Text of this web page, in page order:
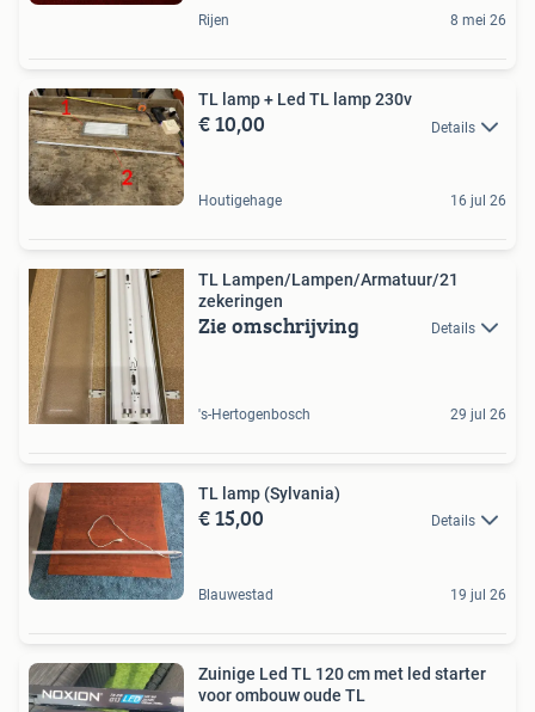
Rijen 8 mei 26
TL lamp + Led TL lamp 230v
€ 10,00 Details
Houtigehage 16 jul 26
TL Lampen/Lampen/Armatuur/21
zekeringen
Zie omschrijving Details
's-Hertogenbosch 29 jul 26
TL lamp (Sylvania)
€ 15,00 Details
Blauwestad 19 jul 26
Zuinige Led TL 120 cm met led starter
voor ombouw oude TL